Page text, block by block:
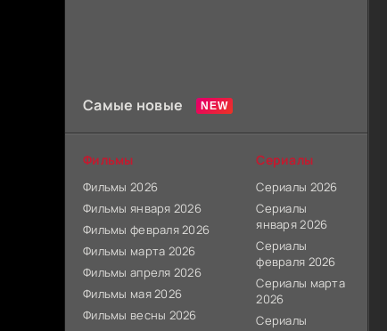
Самые новые
Фильмы
Фильмы 2026
Фильмы января 2026
Фильмы февраля 2026
Фильмы марта 2026
Фильмы апреля 2026
Фильмы мая 2026
Фильмы весны 2026
Сериалы
Сериалы 2026
Сериалы
января 2026
Сериалы
февраля 2026
Сериалы марта
2026
Сериалы